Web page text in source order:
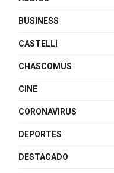
BUSINESS
CASTELLI
CHASCOMUS
CINE
CORONAVIRUS
DEPORTES
DESTACADO